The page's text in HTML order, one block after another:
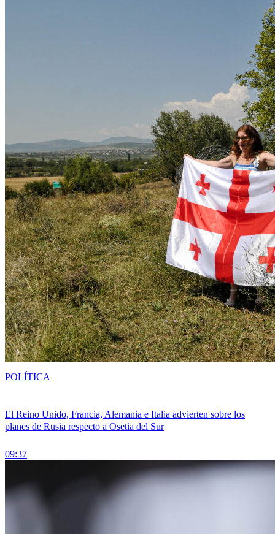
El Reino Unido, Francia, Alemania e Italia advierten sobre los
planes de Rusia respecto a Osetia del Sur
09:37
POLÍTICA